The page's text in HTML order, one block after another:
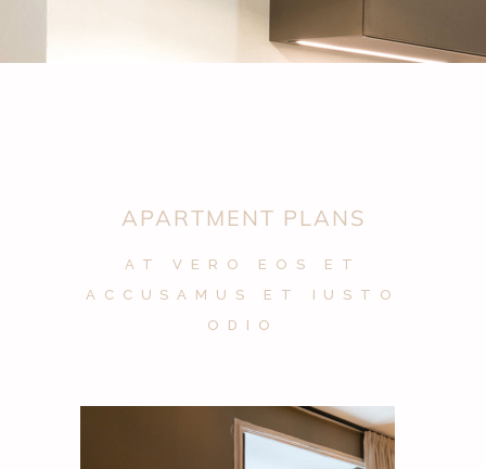
APARTMENT PLANS
AT VERO EOS ET
ACCUSAMUS ET IUSTO
ODIO